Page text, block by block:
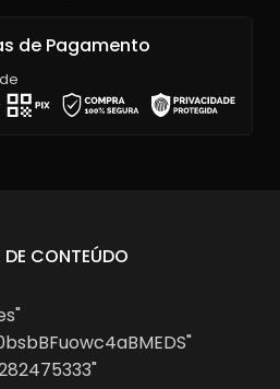
de Pagamento
DE CONTEÚDO